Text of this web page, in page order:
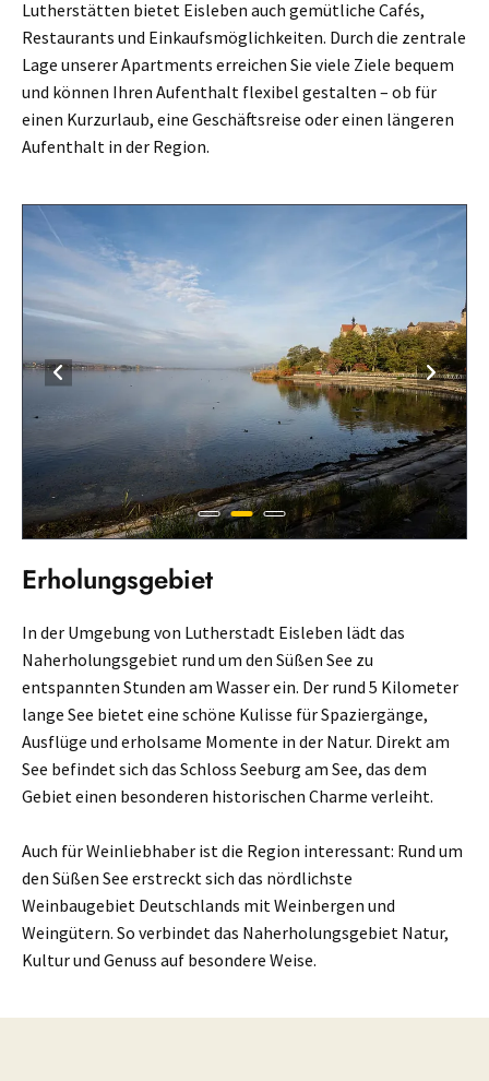
Lutherstätten bietet Eisleben auch gemütliche Cafés,
Restaurants und Einkaufsmöglichkeiten. Durch die zentrale
Lage unserer Apartments erreichen Sie viele Ziele bequem
und können Ihren Aufenthalt flexibel gestalten – ob für
einen Kurzurlaub, eine Geschäftsreise oder einen längeren
Aufenthalt in der Region.
Erholungsgebiet
In der Umgebung von Lutherstadt Eisleben lädt das
Naherholungsgebiet rund um den Süßen See zu
entspannten Stunden am Wasser ein. Der rund 5 Kilometer
lange See bietet eine schöne Kulisse für Spaziergänge,
Ausflüge und erholsame Momente in der Natur. Direkt am
See befindet sich das Schloss Seeburg am See, das dem
Gebiet einen besonderen historischen Charme verleiht.
Auch für Weinliebhaber ist die Region interessant: Rund um
den Süßen See erstreckt sich das nördlichste
Weinbaugebiet Deutschlands mit Weinbergen und
Weingütern. So verbindet das Naherholungsgebiet Natur,
Kultur und Genuss auf besondere Weise.